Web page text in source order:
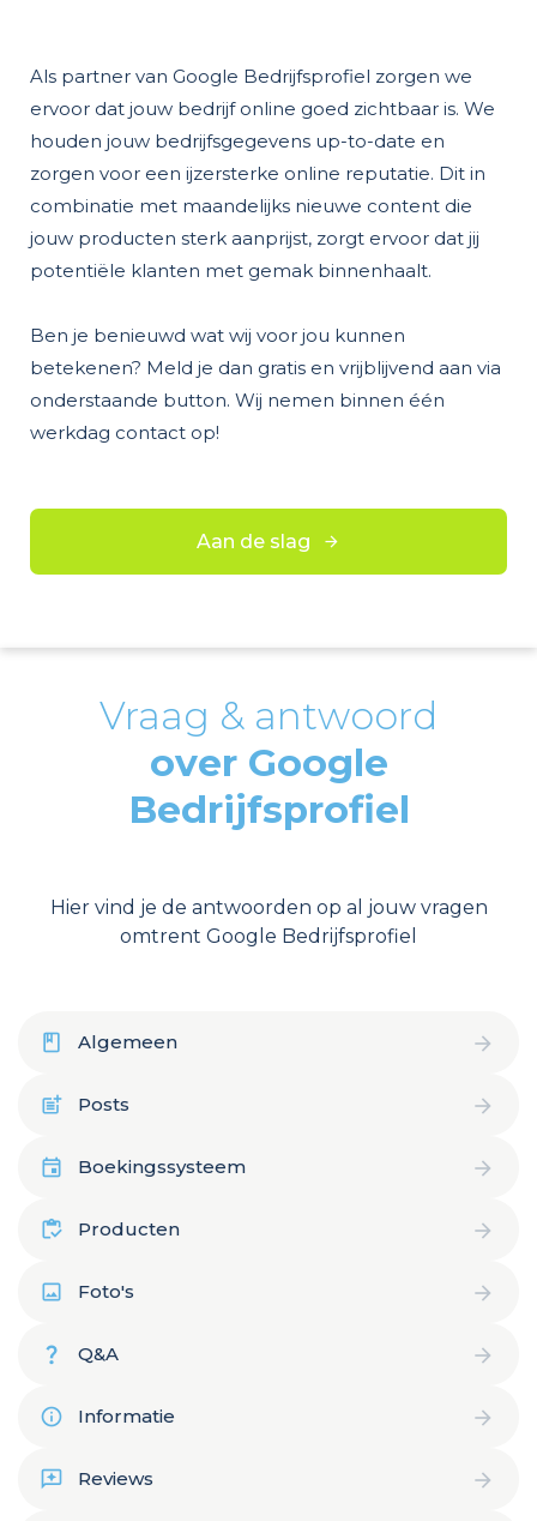
Als partner van Google Bedrijfsprofiel zorgen we
ervoor dat jouw bedrijf online goed zichtbaar is. We
houden jouw bedrijfsgegevens up-to-date en
zorgen voor een ijzersterke online reputatie. Dit in
combinatie met maandelijks nieuwe content die
jouw producten sterk aanprijst, zorgt ervoor dat jij
potentiële klanten met gemak binnenhaalt.
Ben je benieuwd wat wij voor jou kunnen
betekenen? Meld je dan gratis en vrijblijvend aan via
onderstaande button. Wij nemen binnen één
werkdag contact op!
Aan de slag
Vraag & antwoord
over Google
Bedrijfsprofiel
Hier vind je de antwoorden op al jouw vragen
omtrent Google Bedrijfsprofiel
Algemeen
Posts
Boekingssysteem
Producten
Foto's
Q&A
Informatie
Reviews